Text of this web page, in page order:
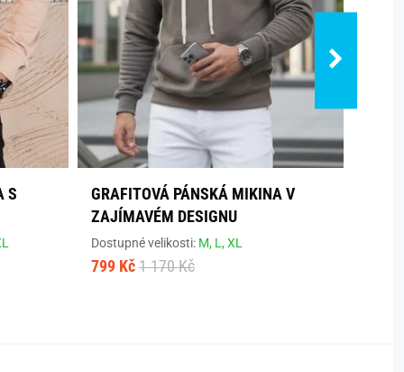
S
GRAFITOVÁ PÁNSKÁ MIKINA V
ZAJÍMAVÉM DESIGNU
Dostupné velikosti: M, L,XL
799 Kč 1 170 Kč